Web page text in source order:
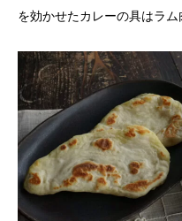
を効かせたカレーの具はラム